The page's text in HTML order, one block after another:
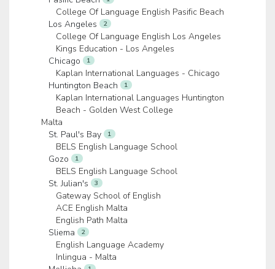
College Of Language English Pasific Beach
Los Angeles
2
College Of Language English Los Angeles
Kings Education - Los Angeles
Chicago
1
Kaplan International Languages - Chicago
Huntington Beach
1
Kaplan International Languages Huntington
Beach - Golden West College
Malta
St. Paul's Bay
1
BELS English Language School
Gozo
1
BELS English Language School
St. Julian's
3
Gateway School of English
ACE English Malta
English Path Malta
Sliema
2
English Language Academy
Inlingua - Malta